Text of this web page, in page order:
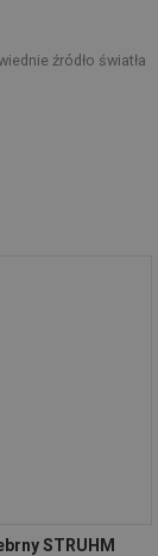
źródło światła
STRUHM